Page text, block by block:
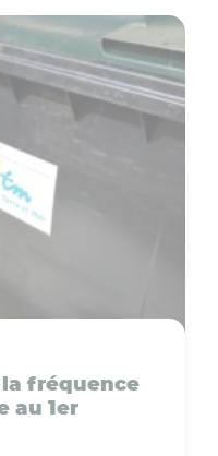
la fréquence
au 1er